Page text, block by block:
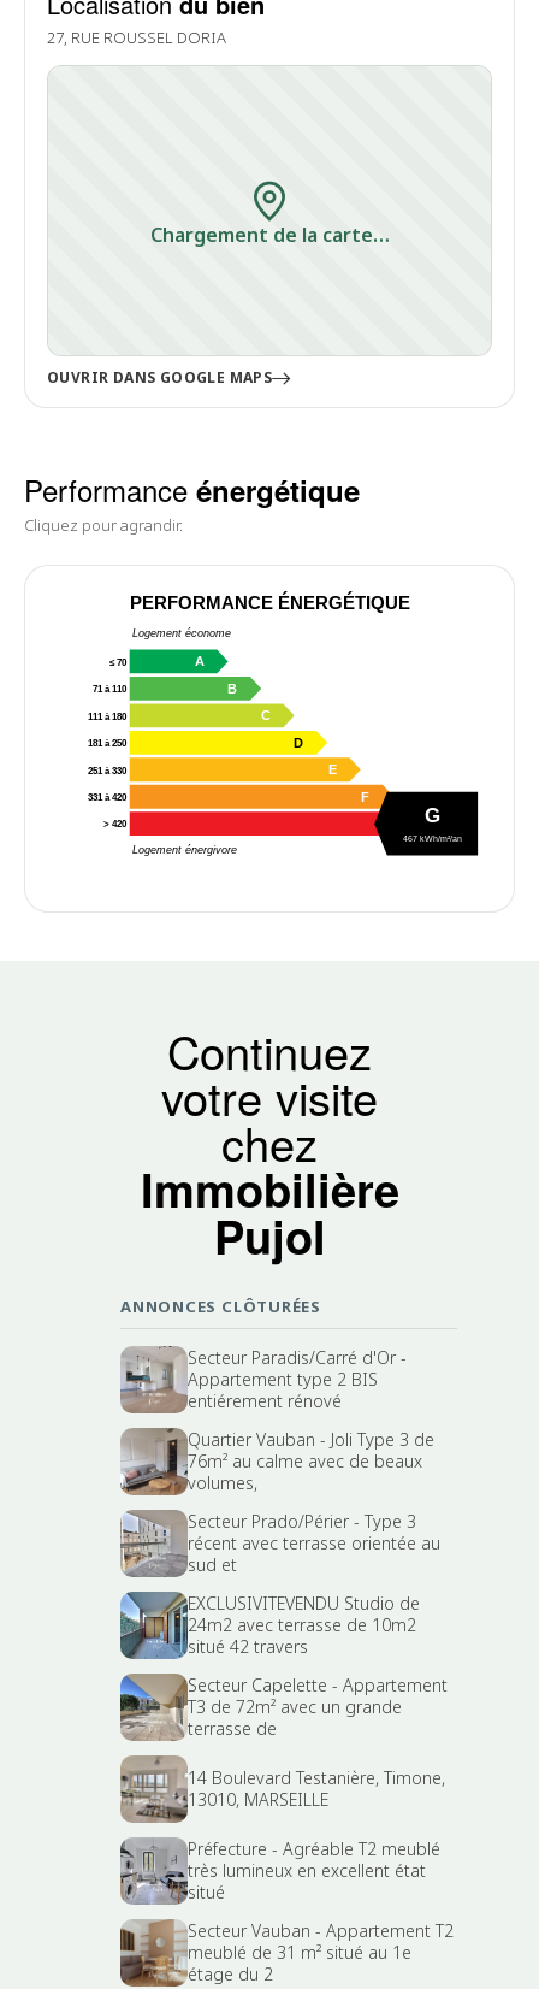
27, RUE ROUSSEL DORIA
Chargement de la carte…
OUVRIR DANS GOOGLE MAPS
Performance énergétique
Cliquez pour agrandir.
PERFORMANCE ÉNERGÉTIQUE
Logement économe
Logement énergivore
≤ 70 A
71 à 110 B
111 à 180 C
181 à 250 D
251 à 330 E
331 à 420 F
> 420 G
467 kWh/m²/an
Continuez
votre visite
chez
Immobilière
Pujol
ANNONCES CLÔTURÉES
Secteur Paradis/Carré d'Or -
Appartement type 2 BIS
entiérement rénové
Quartier Vauban - Joli Type 3 de
76m² au calme avec de beaux
volumes,
Secteur Prado/Périer - Type 3
récent avec terrasse orientée au
sud et
EXCLUSIVITEVENDU Studio de
24m2 avec terrasse de 10m2
situé 42 travers
Secteur Capelette - Appartement
T3 de 72m² avec un grande
terrasse de
14 Boulevard Testanière, Timone,
13010, MARSEILLE
Préfecture - Agréable T2 meublé
très lumineux en excellent état
situé
Secteur Vauban - Appartement T2
meublé de 31 m² situé au 1e
étage du 2